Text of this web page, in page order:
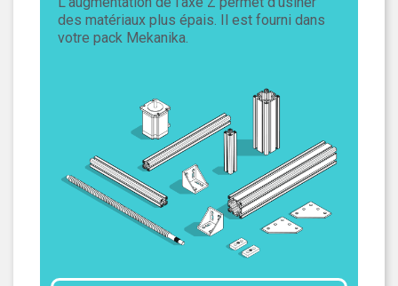
des matériaux plus épais. Il est fourni dans
votre pack Mekanika.